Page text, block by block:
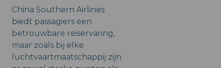
China Southern Airlines
biedt passagiers een
betrouwbare reiservaring,
maar zoals bij elke
luchtvaartmaatschappij zijn